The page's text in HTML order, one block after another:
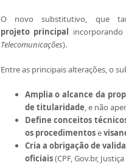
O novo substitutivo, que
projeto principal
Telecomunicações).
Entre as principais alterações, o
Amplia o alcance da
de titularidade, e não
Define conceitos
os procedimentose
Cria a obrigação de
oficiais(CPF, Gov.br,